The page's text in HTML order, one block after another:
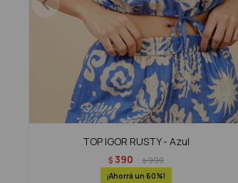
TOP IGOR RUSTY - Azul
$ 390 $990
60